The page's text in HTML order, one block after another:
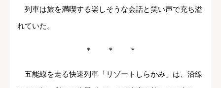
列車は旅を満喫する楽しそうな会話と笑い声で充ち溢
れていた。
＊ ＊ ＊
五能線を走る快速列車「リゾートしらかみ」は、沿線